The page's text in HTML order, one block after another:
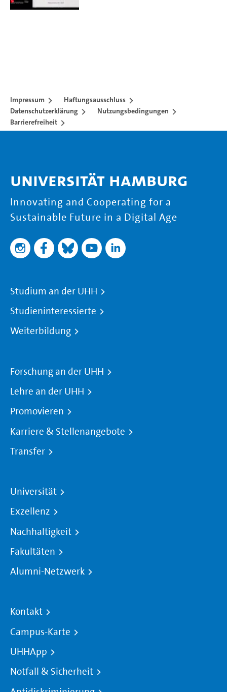
Impressum
Haftungsausschluss
Datenschutzerklärung
Nutzungsbedingungen
Barrierefreiheit
Universität Hamburg
Innovating and Cooperating for a
Sustainable Future in a Digital Age
Studium an der UHH
Studieninteressierte
Weiterbildung
Forschung an der UHH
Lehre an der UHH
Promovieren
Karriere & Stellenangebote
Transfer
Universität
Exzellenz
Nachhaltigkeit
Fakultäten
Alumni-Netzwerk
Kontakt
Campus-Karte
UHHApp
Notfall & Sicherheit